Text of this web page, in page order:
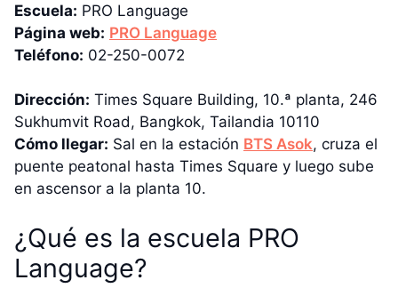
Escuela: PRO Language
Página web: PRO Language
Teléfono: 02-250-0072
Dirección: Times Square Building, 10.ª planta, 246
Sukhumvit Road, Bangkok, Tailandia 10110
Cómo llegar: Sal en la estación BTS Asok, cruza el
puente peatonal hasta Times Square y luego sube
en ascensor a la planta 10.
¿Qué es la escuela PRO
Language?